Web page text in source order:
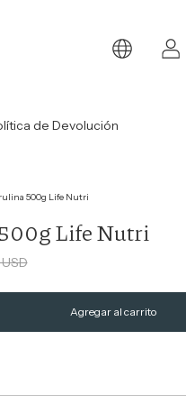
de Devolución
500g Life Nutri
Life Nutri